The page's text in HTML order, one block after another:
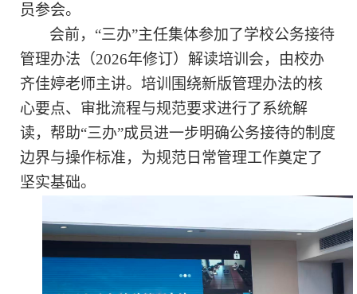
员参会。
会前， “三办”主任集体参加了学校公务接待
管理办法（2026年修订）解读培训会，由校办
齐佳婷老师主讲。培训围绕新版管理办法的核
心要点、审批流程与规范要求进行了系统解
读，帮助“三办”成员进一步明确公务接待的制度
边界与操作标准，为规范日常管理工作奠定了
坚实基础。